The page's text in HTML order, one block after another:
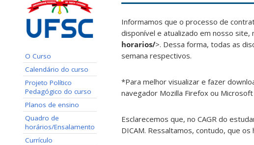
O Curso
Calendário do curso
Projeto Político
Pedagógico do curso
Planos de ensino
Quadro de
horários/Ensalamento
Currículo
Informamos que o processo de
disponível e atualizado em nosso site,
horarios/>. Dessa forma, todas as
semana respectivos.
*Para melhor visualizar e fazer
navegador Mozilla Firefox ou Microsoft
Esclarecemos que, no CAGR do
DICAM. Ressaltamos, contudo, que